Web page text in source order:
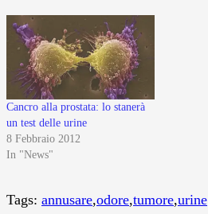
Cancro alla prostata: lo stanerà
un test delle urine
8 Febbraio 2012
In "News"
Tags: annusare,odore,tumore,urine